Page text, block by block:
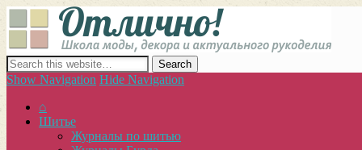
сайт о декоре, дизайне и моде, вязании, шитье и других видах
Show Navigation Hide Navigation
⌂
Шитье
Журналы по шитью